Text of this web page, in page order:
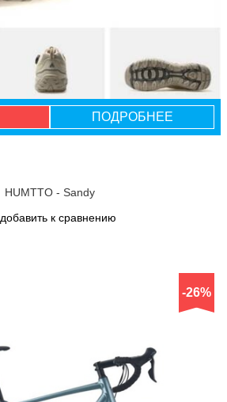
ПОДРОБНЕЕ
HUMTTO - Sandy
добавить к сравнению
-26%